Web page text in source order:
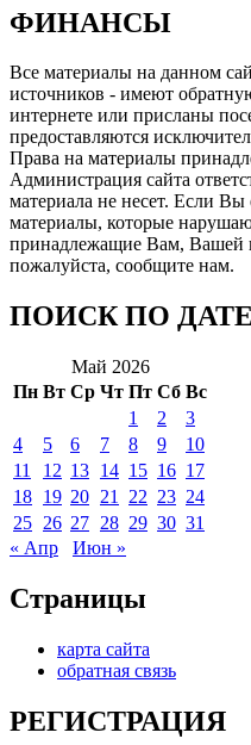
ФИНАНСЫ
Все материалы на данном
источников - имеют
интернете или присланы
предоставляются
Права на материалы
Администрация сайта
материала не несет. Если
материалы, которые
принадлежащие Вам, Вашей
пожалуйста, сообщите нам.
ПОИСК ПО ДАТЕ
Май 2026
Пн Вт Ср Чт Пт Сб Вс
1
2
3
4
5 6 7 8 9
10
11
12 13 14 15 16 17
18 19 20 21 22 23 24
25 26 27 28 29 30 31
« Апр
Июн »
Страницы
карта сайта
обратная связь
РЕГИСТРАЦИЯ